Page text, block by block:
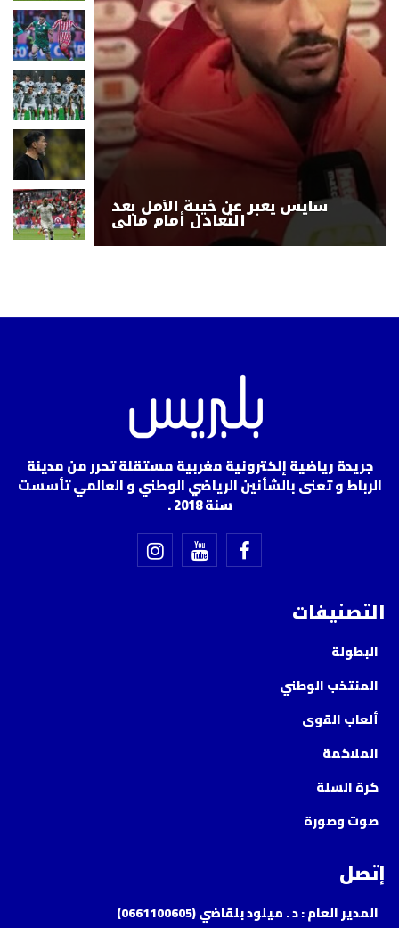
سايس يعبر عن خيبة الأمل بعد
التعادل أمام مالي
جريدة رياضية إلكترونية مغربية مستقلة تحرر من مدينة
الرباط و تعنى بالشأنين الرياضي الوطني و العالمي تأسست
سنة 2018 .
التصنيفات
البطولة
المنتخب الوطني
ألعاب القوى
الملاكمة
كرة السلة
صوت وصورة
إتصل
المدير العام : د . ميلود بلقاضي (0661100605)